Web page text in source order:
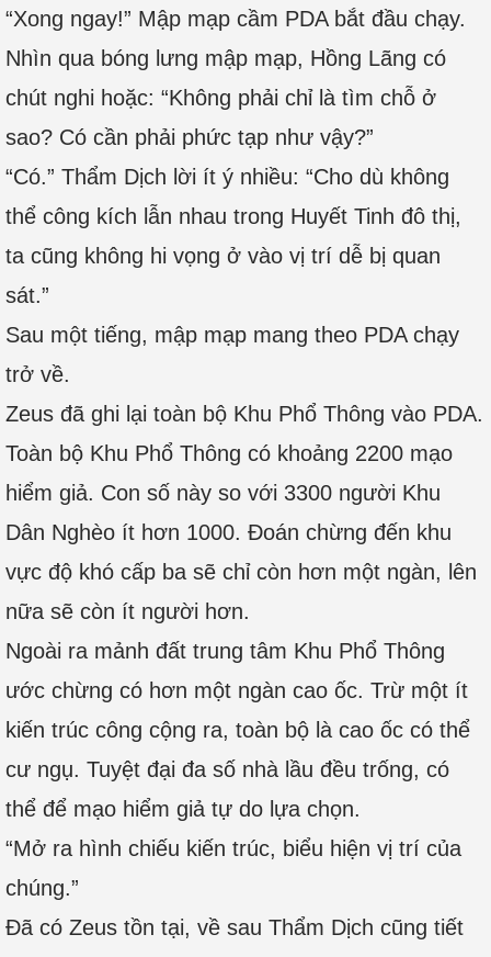
“Xong ngay!” Mập mạp cầm PDA bắt đầu chạy.
Nhìn qua bóng lưng mập mạp, Hồng Lãng có
chút nghi hoặc: “Không phải chỉ là tìm chỗ ở
sao? Có cần phải phức tạp như vậy?”
“Có.” Thẩm Dịch lời ít ý nhiều: “Cho dù không
thể công kích lẫn nhau trong Huyết Tinh đô thị,
ta cũng không hi vọng ở vào vị trí dễ bị quan
sát.”
Sau một tiếng, mập mạp mang theo PDA chạy
trở về.
Zeus đã ghi lại toàn bộ Khu Phổ Thông vào PDA.
Toàn bộ Khu Phổ Thông có khoảng 2200 mạo
hiểm giả. Con số này so với 3300 người Khu
Dân Nghèo ít hơn 1000. Đoán chừng đến khu
vực độ khó cấp ba sẽ chỉ còn hơn một ngàn, lên
nữa sẽ còn ít người hơn.
Ngoài ra mảnh đất trung tâm Khu Phổ Thông
ước chừng có hơn một ngàn cao ốc. Trừ một ít
kiến trúc công cộng ra, toàn bộ là cao ốc có thể
cư ngụ. Tuyệt đại đa số nhà lầu đều trống, có
thể để mạo hiểm giả tự do lựa chọn.
“Mở ra hình chiếu kiến trúc, biểu hiện vị trí của
chúng.”
Đã có Zeus tồn tại, về sau Thẩm Dịch cũng tiết